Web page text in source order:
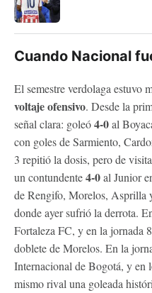
Cuando Nacional
El semestre verdolaga estuvo
voltaje ofensivo. Desde la
señal clara: goleó4-0al
con goles de Sarmiento,
3 repitió la dosis, pero de
un contundente4-0al Junior
de Rengifo, Morelos, Asprilla
donde ayer sufrió la derrota.
Fortaleza FC, y en la jornada
doblete de Morelos. En la
Internacional de Bogotá, y en
mismo rival una goleada